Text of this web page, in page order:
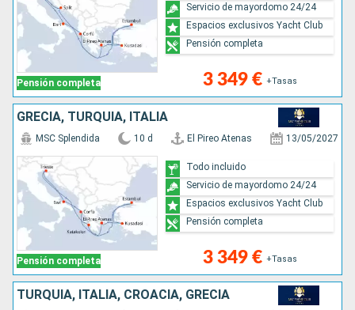
Pensión completa 3 349 € +Tasas
Servicio de mayordomo 24/24
Espacios exclusivos Yacht Club
Pensión completa
GRECIA, TURQUÍA, ITALIA
Pensión completa
MSC Splendida 10 d El Pireo Atenas 13/05/2027
3 349 € +Tasas
Todo incluido
Servicio de mayordomo 24/24
Espacios exclusivos Yacht Club
Pensión completa
TURQUÍA, ITALIA, CROACIA, GRECIA